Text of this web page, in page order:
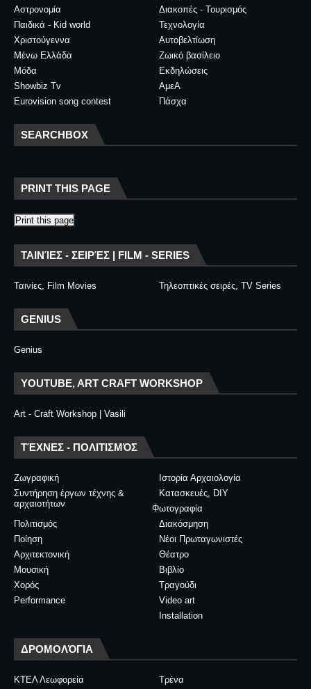
Αστρονομία
Διακοπές - Τουρισμός
Παιδικά - Kid world
Τεχνολογία
Χριστούγεννα
Αυτοβελτίωση
Μένω Ελλάδα
Ζωικό βασίλειο
Μόδα
Εκδηλώσεις
Showbiz Tv
ΑμεΑ
Eurovision song contest
Πάσχα
SEARCHBOX
PRINT THIS PAGE
Print this page
ΤΑΙΝΊΕΣ - ΣΕΙΡΈΣ | FILM - SERIES
Ταινίες, Film Movies Τηλεοπτικές σειρές, TV Series
GENIUS
Genius
YOUTUBE, ART CRAFT WORKSHOP
Art - Craft Workshop | Vasili
ΤΈΧΝΕΣ - ΠΟΛΙΤΙΣΜΌΣ
Ζωγραφική
Ιστορία Αρχαιολογία
Συντήρηση έργων τέχνης &
αρχαιοτήτων
Κατασκευές, DIY
Φωτογραφία
Διακόσμηση
Πολιτισμός
Νέοι Πρωταγωνιστές
Ποίηση
Θέατρο
Αρχιτεκτονική
Βιβλίο
Μουσική
Τραγούδι
Χορός
Video art
Performance
Installation
ΔΡΟΜΟΛΌΓΙΑ
ΚΤΕΛ Λεωφορεία
Τρένα